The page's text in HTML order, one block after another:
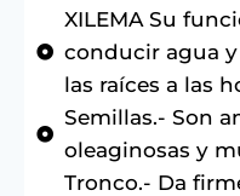
XILEMA Su
conducir agua y
las raíces a las
Semillas.- Son
oleaginosas y
Tronco.- Da